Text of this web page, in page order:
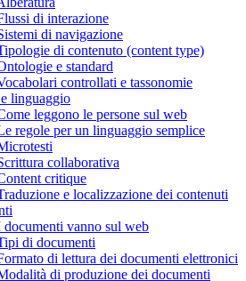
di interazione
di navigazione
di contenuto (content type)
e standard
controllati e tassonomie
linguaggio
leggono le persone sul web
regole per un linguaggio semplice
collaborativa
critique
e localizzazione dei contenuti
documenti vanno sul web
di documenti
di lettura dei documenti elettronici
di produzione dei documenti